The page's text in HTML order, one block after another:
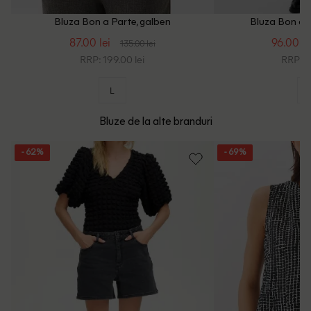
Bluza Bon a Parte, galben
87.00 lei 135.00 lei
RRP: 199.00 lei
L
Bluza Bon a
96.00
RRP:
Bluze de la alte branduri
- 62% - 69%